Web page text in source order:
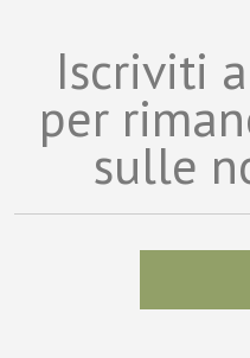
Iscriviti
per
sulle